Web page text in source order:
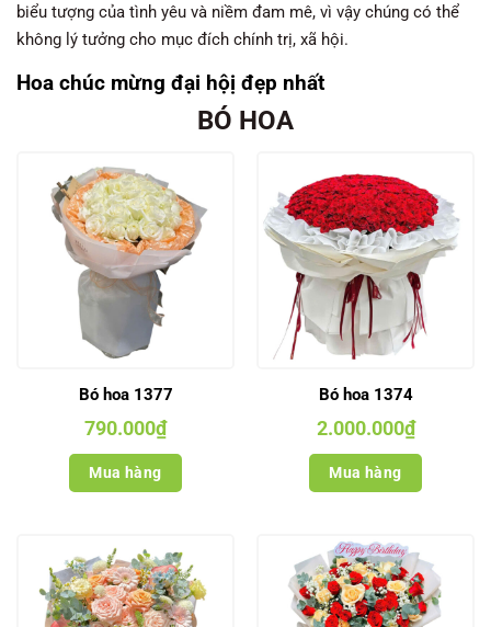
biểu tượng của tình yêu và niềm đam mê, vì vậy chúng có thể
không lý tưởng cho mục đích chính trị, xã hội.
Hoa chúc mừng đại hộị đẹp nhất
BÓ HOA
Bó hoa 1377
790.000₫
Mua hàng
Bó hoa 1374
2.000.000₫
Mua hàng